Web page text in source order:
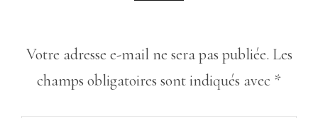
Votre adresse e-mail ne sera pas publiée. Les
champs obligatoires sont indiqués avec *